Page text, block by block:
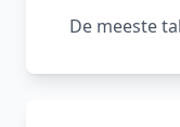
De meeste